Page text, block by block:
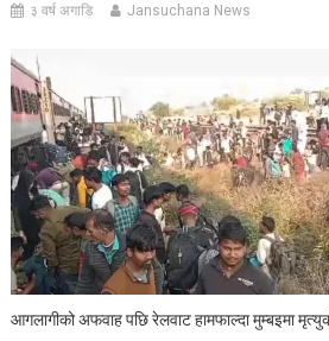
३ वर्ष अगाडि Jansuchana News
आगलागीको अफवाह पछि रेलवाट हामफाल्दा मुम्बइमा